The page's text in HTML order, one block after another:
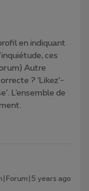
en indiquant
ces
Autre
? ‘Likez’-
L’ensemble de
years ago